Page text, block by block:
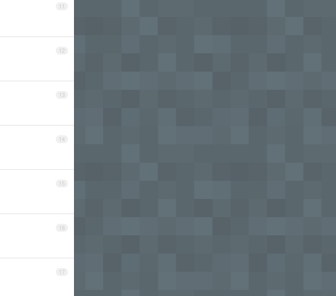
11
12
13
14
15
16
17